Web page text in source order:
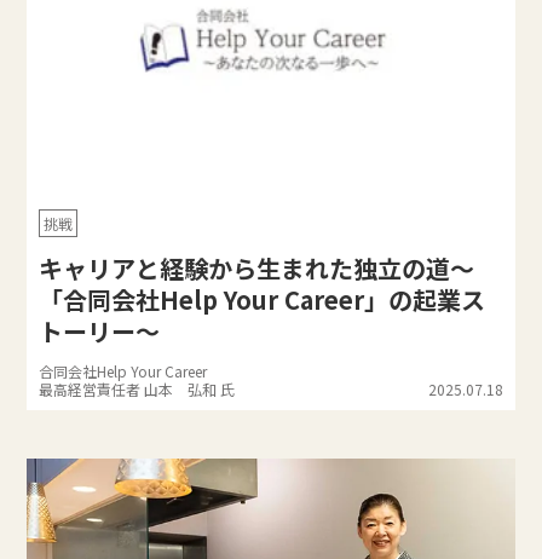
挑戦
キャリアと経験から生まれた独立の道〜
「合同会社Help Your Career」の起業ス
トーリー〜
合同会社Help Your Career
最高経営責任者 山本 弘和 氏
2025.07.18